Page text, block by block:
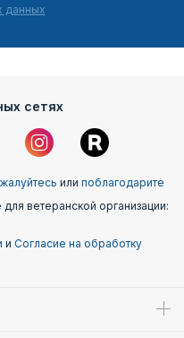
данных
сетях
или поблагодарите
ветеранской организации:
и Согласие на обработку